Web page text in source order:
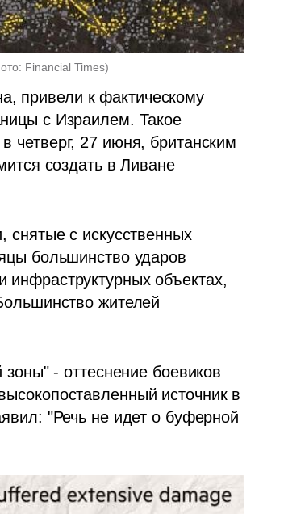
Financial Times)
привели к фактическому
с Израилем. Такое
четверг, 27 июня, британским
создать в Ливане
снятые с искусственных
большинство ударов
объектах,
жителей
- оттеснение боевиков
источник в
"Речь не идет о буферной